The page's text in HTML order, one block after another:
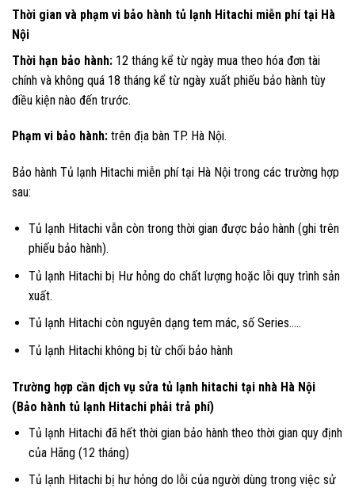
Thời gian và phạm vi bảo hành tủ lạnh Hitachi miễn phí tại Hà
Nội
Thời hạn bảo hành: 12 tháng kể từ ngày mua theo hóa đơn tài
chính và không quá 18 tháng kể từ ngày xuất phiếu bảo hành tùy
điều kiện nào đến trước.
Phạm vi bảo hành: trên địa bàn TP. Hà Nội.
Bảo hành Tủ lạnh Hitachi miễn phí tại Hà Nội trong các trường hợp
sau:
Tủ lạnh Hitachi vẫn còn trong thời gian được bảo hành (ghi trên
phiếu bảo hành).
Tủ lạnh Hitachi bị Hư hỏng do chất lượng hoặc lỗi quy trình sản
xuất.
Tủ lạnh Hitachi còn nguyên dạng tem mác, số Series..…
Tủ lạnh Hitachi không bị từ chối bảo hành
Trường hợp cần dịch vụ sửa tủ lạnh hitachi tại nhà Hà Nội
(Bảo hành tủ lạnh Hitachi phải trả phí)
Tủ lạnh Hitachi đã hết thời gian bảo hành theo thời gian quy định
của Hãng (12 tháng)
Tủ lạnh Hitachi bị hư hỏng do lỗi của người dùng trong việc sử